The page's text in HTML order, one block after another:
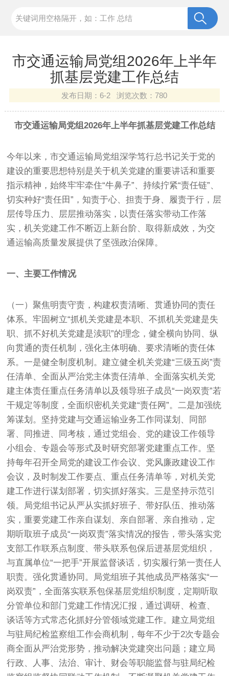
市交通运输局党组2026年上半年
抓基层党建工作总结
发布日期： 6-2 浏览次数：780
市交通运输局党组2026年上半年抓基层党建工作总结
今年以来，市交通运输局党组深学笃行总书记关于党的
建设的重要思想特别是关于机关党建的重要讲话和重要
指示精神，始终牢牢牵住“牛鼻子”、持续拧紧“责任链”、
切实种好“责任田”，知责于心、担责于身、履责于行，层
层传导压力、层层推动落实，以责任落实带动工作落
实，机关党建工作不断迈上新台阶、取得新成效，为交
通运输高质量发展提供了坚强政治保障。
一、主要工作情况
（一）聚焦明责守责，构建权责清晰、贯通协同的责任
体系。牢固树立“抓机关党建是本职、不抓机关党建是失
职、抓不好机关党建是渎职”的理念，健全横向协同、纵
向贯通的责任机制，强化主体明确、要求清晰的责任体
系。一是健全制度机制。建立健全机关党建“三级五岗”责
任清单、全面从严治党主体责任清单、全面落实机关党
建主体责任重点任务清单以及领导班子成员“一岗双责”若
干规定等制度，全面织密机关党建“责任网”。二是加强统
筹谋划。坚持党建与交通运输业务工作同谋划、同部
署、同推进、同考核，通过党组会、党的建设工作领导
小组会、专题会等形式及时研究部署党建重点工作。坚
持每年召开全局党的建设工作会议、党风廉政建设工作
会议，及时制发工作要点、重点任务清单等，对机关党
建工作进行谋划部署，切实抓好落实。三是坚持示范引
领。局党组书记从严从实抓好班子、带好队伍、推动落
实，重要党建工作亲自谋划、亲自部署、亲自推动，定
期听取班子成员“一岗双责”落实情况的报告，带头落实党
支部工作联系点制度、带头联系包保后进基层党组织，
与直属单位“一把手”开展监督谈话，切实履行第一责任人
职责。强化贯通协同。局党组班子其他成员严格落实“一
岗双责”，全面落实联系包保基层党组织制度，定期听取
分管单位和部门党建工作情况汇报，通过调研、检查、
谈话等方式常态化抓好分管领域党建工作。建立局党组
与驻局纪检监察组工作会商机制，每年不少于2次专题会
商全面从严治党形势，推动解决党建突出问题；建立局
行政、人事、法治、审计、财会等职能监督与驻局纪检